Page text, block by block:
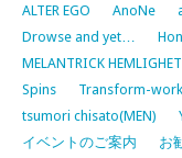
ALTER EGO AnoNe
Drowse and yet…
MELANTRICK HEMLIGHET
Spins
Transform-
tsumori chisato(MEN)
イベントのご案内
お